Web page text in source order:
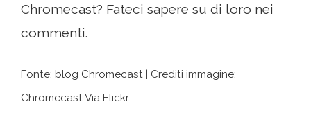
Chromecast? Fateci sapere su di loro nei
commenti.
Fonte: blog Chromecast | Crediti immagine:
Chromecast Via Flickr